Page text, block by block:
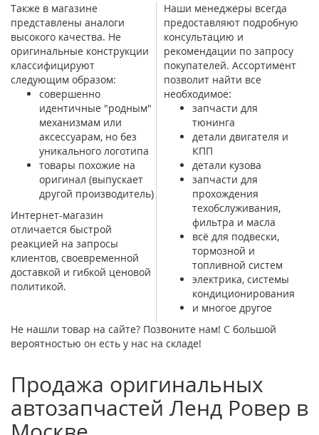
Также в магазине
представлены аналоги
высокого качества. Не
оригинальные конструкции
классифицируют
следующим образом:
совершенно
идентичные "родным"
механизмам или
аксессуарам, но без
уникального логотипа
товары похожие на
оригинал (выпускает
другой производитель)
Интернет-магазин
отличается быстрой
реакцией на запросы
клиентов, своевременной
доставкой и гибкой ценовой
политикой.
Наши менеджеры всегда
предоставляют подробную
консультацию и
рекомендации по запросу
покупателей. Ассортимент
позволит найти все
необходимое:
запчасти для
тюнинга
детали двигателя и
КПП
детали кузова
запчасти для
прохождения
техобслуживания,
фильтра и масла
всё для подвески,
тормозной и
топливной систем
электрика, системы
кондиционирования
и многое другое
Не нашли товар на сайте? Позвоните нам! С большой
вероятностью он есть у нас на складе!
Продажа оригинальных
автозапчастей Ленд Ровер в